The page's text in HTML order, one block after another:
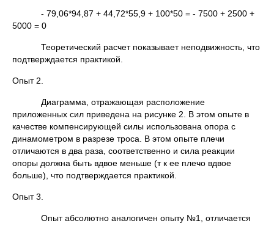
- 79,06*94,87 + 44,72*55,9 + 100*50 = - 7500 + 2500 +
5000 = 0
Теоретический расчет показывает неподвижность, что
подтверждается практикой.
Опыт 2.
Диаграмма, отражающая расположение
приложенных сил приведена на рисунке 2. В этом опыте в
качестве компенсирующей силы использована опора с
динамометром в разрезе троса. В этом опыте плечи
отличаются в два раза, соответственно и сила реакции
опоры должна быть вдвое меньше (т к ее плечо вдвое
больше), что подтверждается практикой.
Опыт 3.
Опыт абсолютно аналогичен опыту №1, отличается